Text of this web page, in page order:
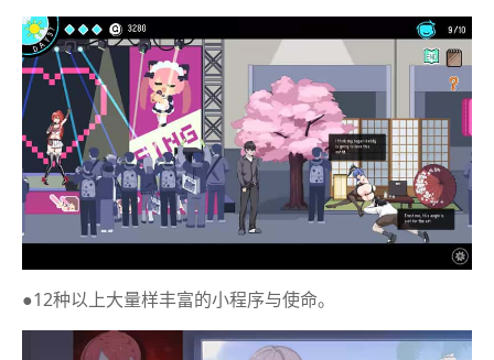
●12种以上大量样丰富的小程序与使命。